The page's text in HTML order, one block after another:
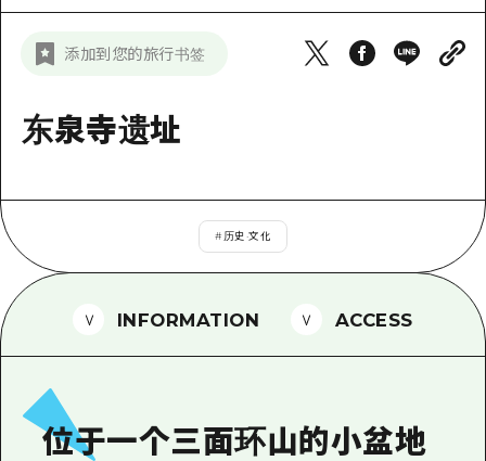
标准
治愈
宫岛周边
短途旅行
一日游
1晚2天
2晚3天
东山口
爱媛
岛根
超值的游览门票
广岛免费无线上网
常见问题解答
新闻
添加到您的旅行书签
东泉寺遗址
# 历史·文化
INFORMATION ACCESS
位于一个三面环山的小盆地